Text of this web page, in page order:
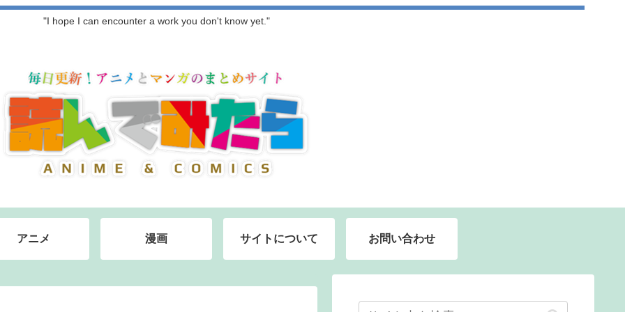
"I hope I can encounter a work you don't know yet."
アニメ 漫画 サイトについて お問い合わせ